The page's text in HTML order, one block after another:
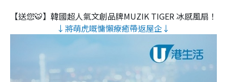
【送您🐯】韓國超人氣文創品牌MUZIK TIGER 冰感風扇！
↓將萌虎嘅慵懶療癒帶返屋企↓